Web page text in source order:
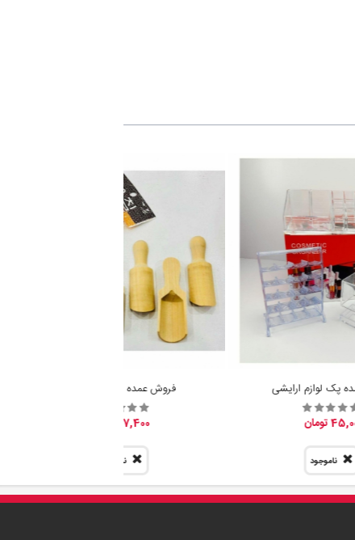
پک لوازم ارایشی
تومان
ناموجود
فروش عمده پیمانه سرتاس
7,400 تومان
ناموجود